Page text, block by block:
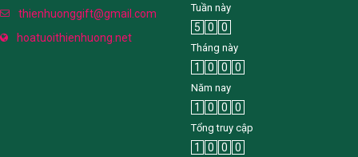
thienhuonggift@gmail.com
hoatuoithienhuong.net
Tuần này
5 0 0
Tháng này
1 0 0 0
Năm nay
1 0 0 0
Tổng truy cập
1 0 0
0